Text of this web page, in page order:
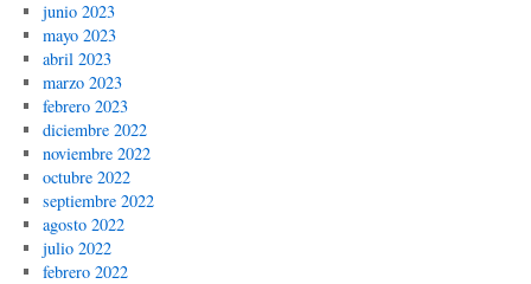
junio 2023
mayo 2023
abril 2023
marzo 2023
febrero 2023
diciembre 2022
noviembre 2022
octubre 2022
septiembre 2022
agosto 2022
julio 2022
febrero 2022